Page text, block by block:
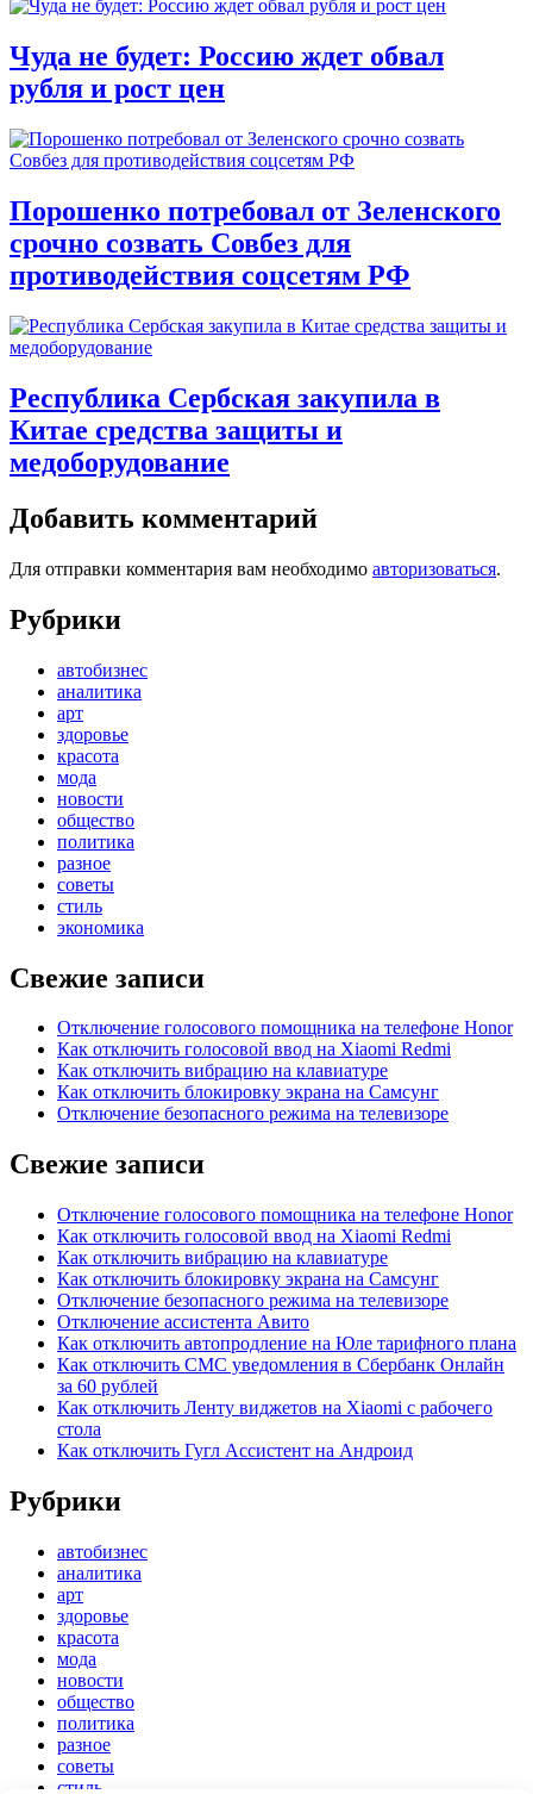
Чуда не будет: Россию ждет обвал
рубля и рост цен
Порошенко потребовал от Зеленского
срочно созвать Совбез для
противодействия соцсетям РФ
Республика Сербская закупила в
Китае средства защиты и
медоборудование
Добавить комментарий
Для отправки комментария вам необходимо авторизоваться.
Рубрики
автобизнес
аналитика
арт
здоровье
красота
мода
новости
общество
политика
разное
советы
стиль
экономика
Свежие записи
Отключение голосового помощника на телефоне Honor
Как отключить голосовой ввод на Xiaomi Redmi
Как отключить вибрацию на клавиатуре
Как отключить блокировку экрана на Самсунг
Отключение безопасного режима на телевизоре
Свежие записи
Отключение голосового помощника на телефоне Honor
Как отключить голосовой ввод на Xiaomi Redmi
Как отключить вибрацию на клавиатуре
Как отключить блокировку экрана на Самсунг
Отключение безопасного режима на телевизоре
Отключение ассистента Авито
Как отключить автопродление на Юле тарифного плана
Как отключить СМС уведомления в Сбербанк Онлайн
за 60 рублей
Как отключить Ленту виджетов на Xiaomi с рабочего
стола
Как отключить Гугл Ассистент на Андроид
Рубрики
автобизнес
аналитика
арт
здоровье
красота
мода
новости
общество
политика
разное
советы
стиль